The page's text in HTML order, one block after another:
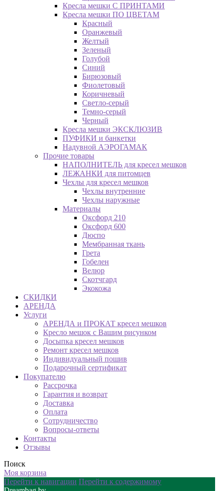
Кресла мешки С ПРИНТАМИ
Кресла мешки ПО ЦВЕТАМ
Красный
Оранжевый
Желтый
Зеленый
Голубой
Синий
Бирюзовый
Фиолетовый
Коричневый
Светло-серый
Темно-серый
Черный
Кресла мешки ЭКСКЛЮЗИВ
ПУФИКИ и банкетки
Надувной АЭРОГАМАК
Прочие товары
НАПОЛНИТЕЛЬ для кресел мешков
ЛЕЖАНКИ для питомцев
Чехлы для кресел мешков
Чехлы внутренние
Чехлы наружные
Материалы
Оксфорд 210
Оксфорд 600
Дюспо
Мембранная ткань
Грета
Гобелен
Велюр
Скотчгард
Экокожа
СКИДКИ
АРЕНДА
Услуги
АРЕНДА и ПРОКАТ кресел мешков
Кресло мешок с Вашим рисунком
Досыпка кресел мешков
Ремонт кресел мешков
Индивидуальный пошив
Подарочный сертификат
Покупателю
Рассрочка
Гарантия и возврат
Доставка
Оплата
Сотрудничество
Вопросы-ответы
Контакты
Отзывы
Поиск
Моя корзина
Перейти к навигации Перейти к содержимому